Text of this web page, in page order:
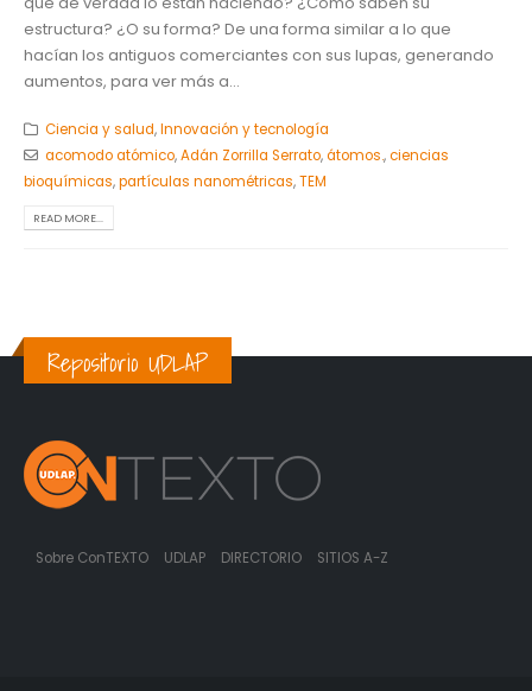
estructura? ¿O su forma? De una forma similar a lo que
hacían los antiguos comerciantes con sus lupas, generando
aumentos, para ver más a...
Ciencia y salud,Innovación y tecnología
acomodo atómico,Adán Zorrilla Serrato,átomos.,ciencias
bioquímicas,partículas nanométricas,TEM
READ MORE...
Repositorio UDLAP
Sobre ConTEXTO UDLAP DIRECTORIO SITIOS A-Z